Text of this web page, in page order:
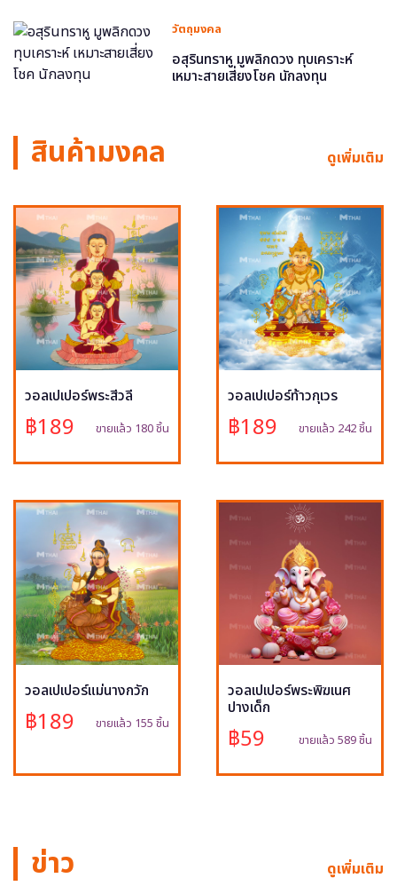
วัตถุมงคล
อสุรินทราหู มูพลิกดวง ทุบเคราะห์
เหมาะสายเสี่ยงโชค นักลงทุน
สินค้ามงคล ดูเพิ่มเติม
วอลเปเปอร์พระสีวลี
฿189 ขายแล้ว 180 ชิ้น
วอลเปเปอร์ท้าวกุเวร
฿189 ขายแล้ว 242 ชิ้น
วอลเปเปอร์แม่นางกวัก
฿189 ขายแล้ว 155 ชิ้น
วอลเปเปอร์พระพิฆเนศ
ปางเด็ก
฿59 ขายแล้ว 589 ชิ้น
ข่าว ดูเพิ่มเติม